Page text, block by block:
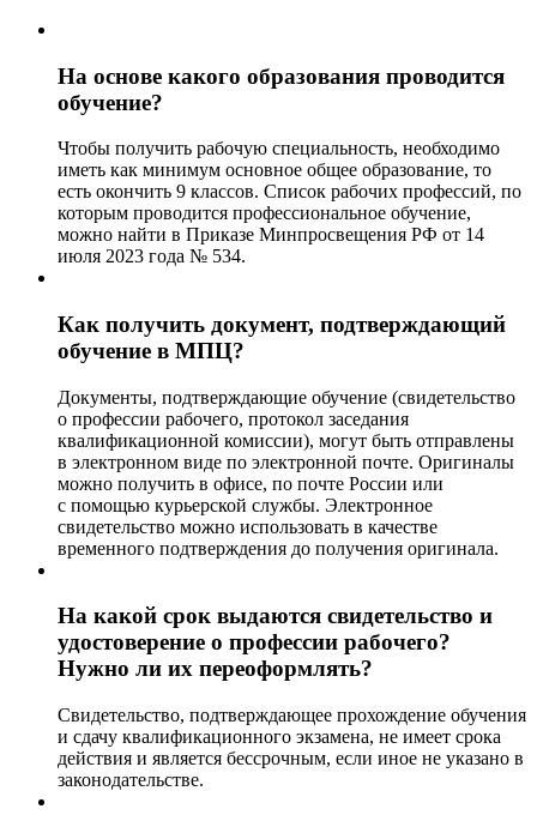
На основе какого образования проводится
обучение?
Чтобы получить рабочую специальность, необходимо
иметь как минимум основное общее образование, то
есть окончить 9 классов. Список рабочих профессий, по
которым проводится профессиональное обучение,
можно найти в Приказе Минпросвещения РФ от 14
июля 2023 года № 534.
Как получить документ, подтверждающий
обучение в МПЦ?
Документы, подтверждающие обучение (свидетельство
о профессии рабочего, протокол заседания
квалификационной комиссии), могут быть отправлены
в электронном виде по электронной почте. Оригиналы
можно получить в офисе, по почте России или
с помощью курьерской службы. Электронное
свидетельство можно использовать в качестве
временного подтверждения до получения оригинала.
На какой срок выдаются свидетельство и
удостоверение о профессии рабочего?
Нужно ли их переоформлять?
Свидетельство, подтверждающее прохождение обучения
и сдачу квалификационного экзамена, не имеет срока
действия и является бессрочным, если иное не указано в
законодательстве.